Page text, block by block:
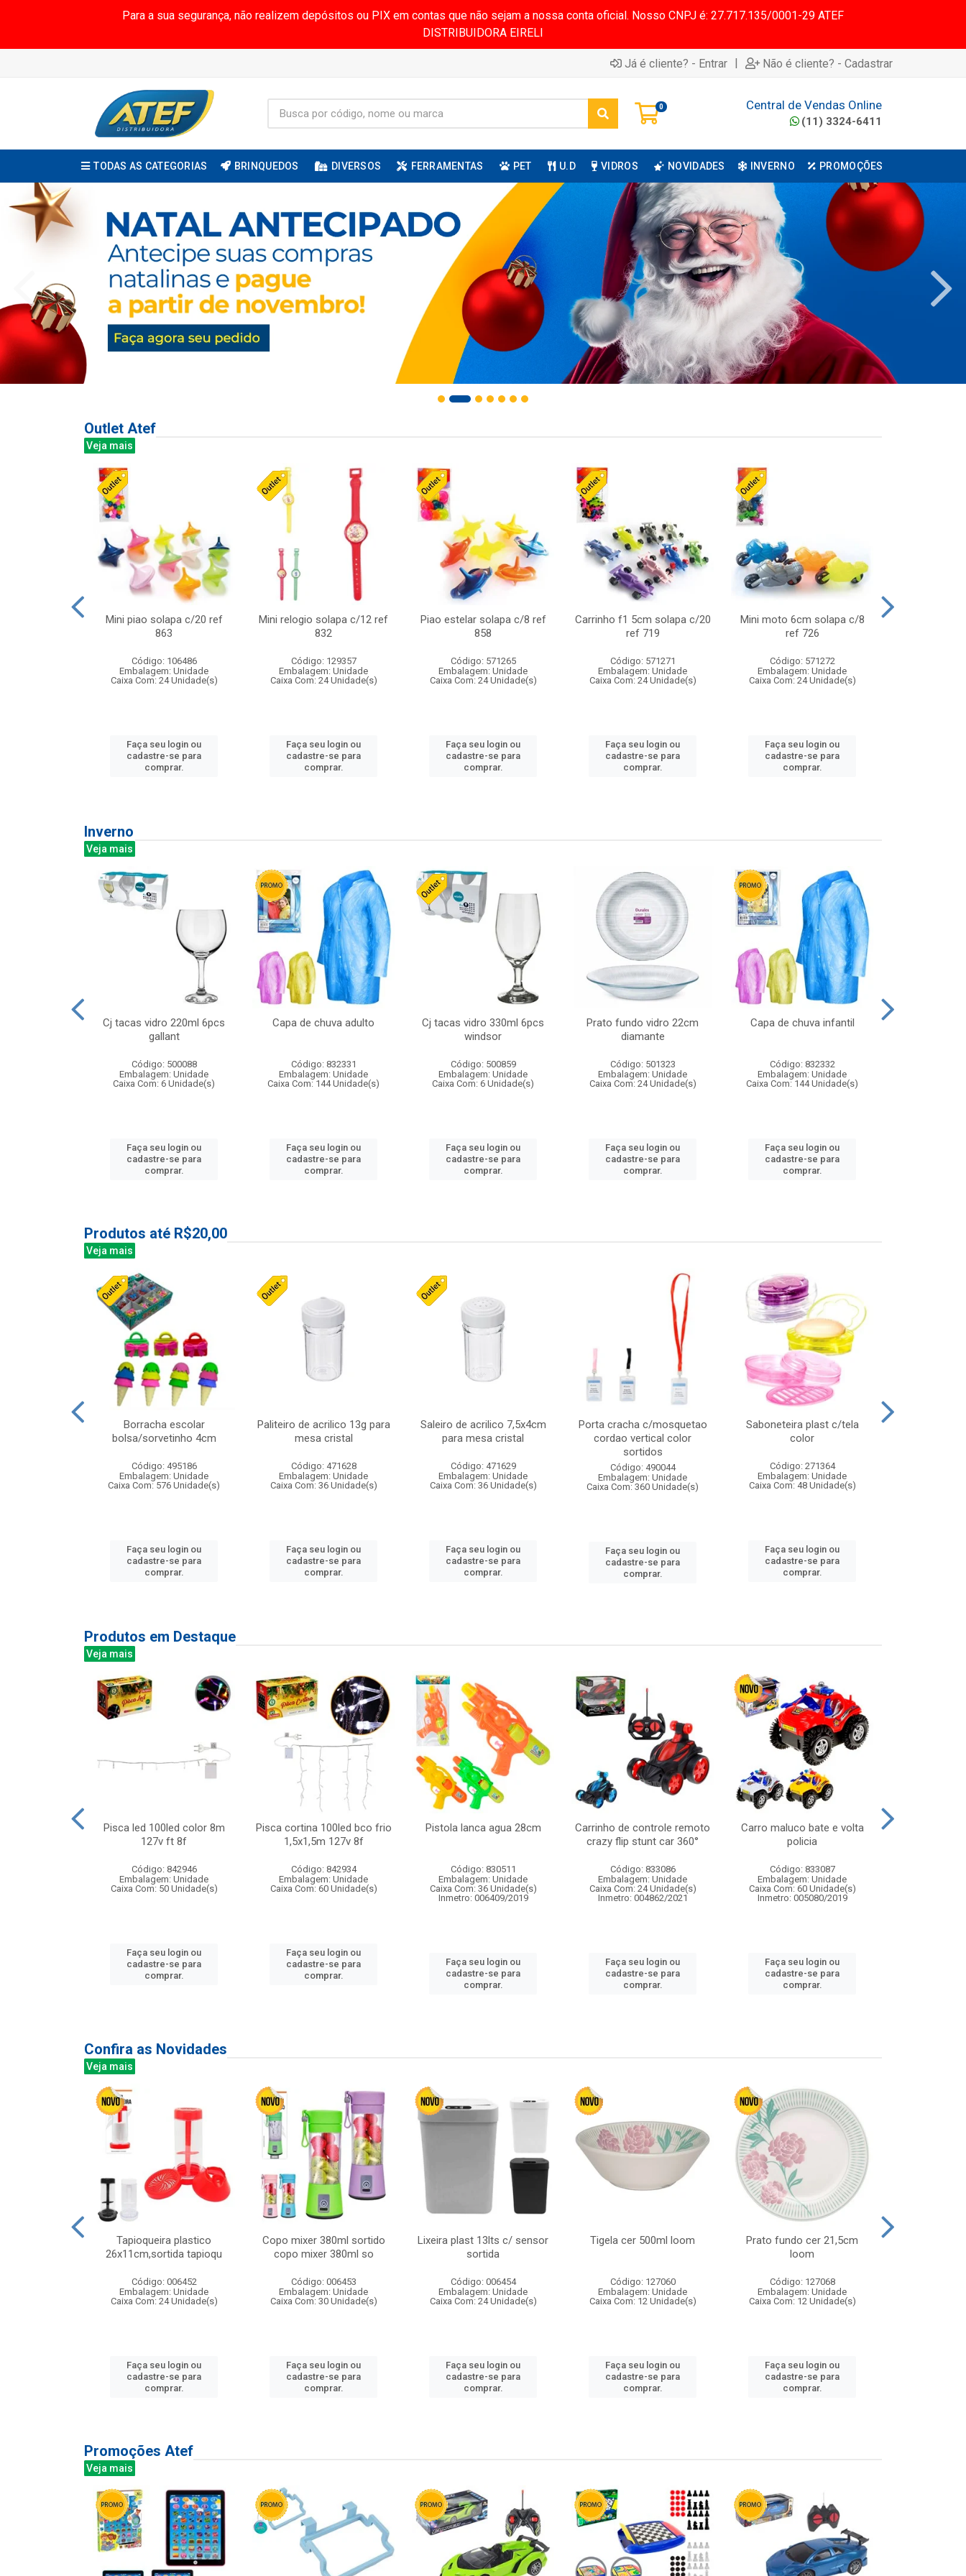
Para a sua segurança, não realizem depósitos ou PIX em contas que não sejam a nossa conta oficial. Nosso CNPJ é: 27.717.135/0001-29 ATEF
DISTRIBUIDORA EIRELI
Já é cliente? - Entrar | Não é cliente? - Cadastrar
0 Central de Vendas Online
(11) 3324-6411
TODAS AS CATEGORIAS BRINQUEDOS DIVERSOS FERRAMENTAS PET U.D VIDROS NOVIDADES INVERNO PROMOÇÕES
Outlet Atef
Veja mais
Mini piao solapa c/20 ref
863
Código: 106486
Embalagem: Unidade
Caixa Com: 24 Unidade(s)
Faça seu login ou
cadastre-se para
comprar.
Mini relogio solapa c/12 ref
832
Código: 129357
Embalagem: Unidade
Caixa Com: 24 Unidade(s)
Faça seu login ou
cadastre-se para
comprar.
Piao estelar solapa c/8 ref
858
Código: 571265
Embalagem: Unidade
Caixa Com: 24 Unidade(s)
Faça seu login ou
cadastre-se para
comprar.
Carrinho f1 5cm solapa c/20
ref 719
Código: 571271
Embalagem: Unidade
Caixa Com: 24 Unidade(s)
Faça seu login ou
cadastre-se para
comprar.
Mini moto 6cm solapa c/8
ref 726
Código: 571272
Embalagem: Unidade
Caixa Com: 24 Unidade(s)
Faça seu login ou
cadastre-se para
comprar.
Inverno
Veja mais
Cj tacas vidro 220ml 6pcs
gallant
Código: 500088
Embalagem: Unidade
Caixa Com: 6 Unidade(s)
Faça seu login ou
cadastre-se para
comprar.
Capa de chuva adulto
Código: 832331
Embalagem: Unidade
Caixa Com: 144 Unidade(s)
Faça seu login ou
cadastre-se para
comprar.
Cj tacas vidro 330ml 6pcs
windsor
Código: 500859
Embalagem: Unidade
Caixa Com: 6 Unidade(s)
Faça seu login ou
cadastre-se para
comprar.
Prato fundo vidro 22cm
diamante
Código: 501323
Embalagem: Unidade
Caixa Com: 24 Unidade(s)
Faça seu login ou
cadastre-se para
comprar.
Capa de chuva infantil
Código: 832332
Embalagem: Unidade
Caixa Com: 144 Unidade(s)
Faça seu login ou
cadastre-se para
comprar.
Produtos até R$20,00
Veja mais
Borracha escolar
bolsa/sorvetinho 4cm
Código: 495186
Embalagem: Unidade
Caixa Com: 576 Unidade(s)
Faça seu login ou
cadastre-se para
comprar.
Paliteiro de acrilico 13g para
mesa cristal
Código: 471628
Embalagem: Unidade
Caixa Com: 36 Unidade(s)
Faça seu login ou
cadastre-se para
comprar.
Saleiro de acrilico 7,5x4cm
para mesa cristal
Código: 471629
Embalagem: Unidade
Caixa Com: 36 Unidade(s)
Faça seu login ou
cadastre-se para
comprar.
Porta cracha c/mosquetao
cordao vertical color
sortidos
Código: 490044
Embalagem: Unidade
Caixa Com: 360 Unidade(s)
Faça seu login ou
cadastre-se para
comprar.
Saboneteira plast c/tela
color
Código: 271364
Embalagem: Unidade
Caixa Com: 48 Unidade(s)
Faça seu login ou
cadastre-se para
comprar.
Produtos em Destaque
Veja mais
Pisca led 100led color 8m
127v ft 8f
Código: 842946
Embalagem: Unidade
Caixa Com: 50 Unidade(s)
Faça seu login ou
cadastre-se para
comprar.
Pisca cortina 100led bco frio
1,5x1,5m 127v 8f
Código: 842934
Embalagem: Unidade
Caixa Com: 60 Unidade(s)
Faça seu login ou
cadastre-se para
comprar.
Pistola lanca agua 28cm
Código: 830511
Embalagem: Unidade
Caixa Com: 36 Unidade(s)
Inmetro: 006409/2019
Faça seu login ou
cadastre-se para
comprar.
Carrinho de controle remoto
crazy flip stunt car 360°
Código: 833086
Embalagem: Unidade
Caixa Com: 24 Unidade(s)
Inmetro: 004862/2021
Faça seu login ou
cadastre-se para
comprar.
Carro maluco bate e volta
policia
Código: 833087
Embalagem: Unidade
Caixa Com: 60 Unidade(s)
Inmetro: 005080/2019
Faça seu login ou
cadastre-se para
comprar.
Confira as Novidades
Veja mais
Tapioqueira plastico
26x11cm,sortida tapioqu
Código: 006452
Embalagem: Unidade
Caixa Com: 24 Unidade(s)
Faça seu login ou
cadastre-se para
comprar.
Copo mixer 380ml sortido
copo mixer 380ml so
Código: 006453
Embalagem: Unidade
Caixa Com: 30 Unidade(s)
Faça seu login ou
cadastre-se para
comprar.
Lixeira plast 13lts c/ sensor
sortida
Código: 006454
Embalagem: Unidade
Caixa Com: 24 Unidade(s)
Faça seu login ou
cadastre-se para
comprar.
Tigela cer 500ml loom
Código: 127060
Embalagem: Unidade
Caixa Com: 12 Unidade(s)
Faça seu login ou
cadastre-se para
comprar.
Prato fundo cer 21,5cm
loom
Código: 127068
Embalagem: Unidade
Caixa Com: 12 Unidade(s)
Faça seu login ou
cadastre-se para
comprar.
Promoções Atef
Veja mais